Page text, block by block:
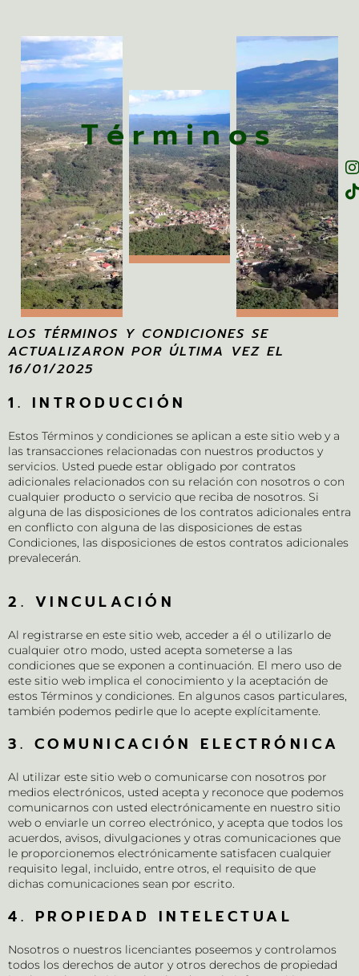
Términos
LOS TÉRMINOS Y CONDICIONES SE
ACTUALIZARON POR ÚLTIMA VEZ EL
16/01/2025
1. INTRODUCCIÓN
Estos Términos y condiciones se aplican a este sitio web y a
las transacciones relacionadas con nuestros productos y
servicios. Usted puede estar obligado por contratos
adicionales relacionados con su relación con nosotros o con
cualquier producto o servicio que reciba de nosotros. Si
alguna de las disposiciones de los contratos adicionales entra
en conflicto con alguna de las disposiciones de estas
Condiciones, las disposiciones de estos contratos adicionales
prevalecerán.
2. VINCULACIÓN
Al registrarse en este sitio web, acceder a él o utilizarlo de
cualquier otro modo, usted acepta someterse a las
condiciones que se exponen a continuación. El mero uso de
este sitio web implica el conocimiento y la aceptación de
estos Términos y condiciones. En algunos casos particulares,
también podemos pedirle que lo acepte explícitamente.
3. COMUNICACIÓN ELECTRÓNICA
Al utilizar este sitio web o comunicarse con nosotros por
medios electrónicos, usted acepta y reconoce que podemos
comunicarnos con usted electrónicamente en nuestro sitio
web o enviarle un correo electrónico, y acepta que todos los
acuerdos, avisos, divulgaciones y otras comunicaciones que
le proporcionemos electrónicamente satisfacen cualquier
requisito legal, incluido, entre otros, el requisito de que
dichas comunicaciones sean por escrito.
4. PROPIEDAD INTELECTUAL
Nosotros o nuestros licenciantes poseemos y controlamos
todos los derechos de autor y otros derechos de propiedad